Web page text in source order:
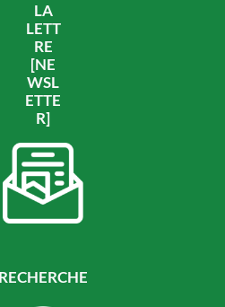
LA
LETT
RE
[NE
WSL
ETTE
R]
RECHERCHE